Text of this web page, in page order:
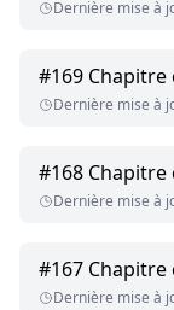
Dernière mise à
#169 Chapitre
Dernière mise à
#168 Chapitre
Dernière mise à
#167 Chapitre
Dernière mise à